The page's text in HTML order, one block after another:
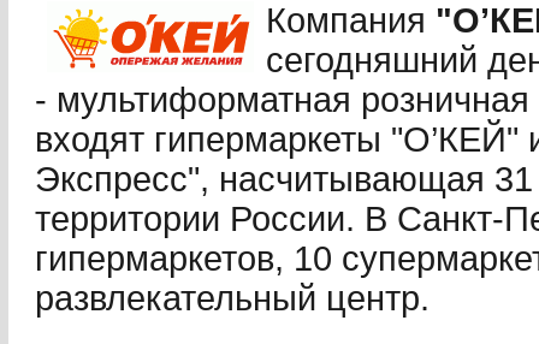
Компания
сегодняшний
- мультиформатная розничная
входят гипермаркеты
Экспресс", насчитывающая 31
территории России. В Санкт-
гипермаркетов, 10
развлекательный центр.